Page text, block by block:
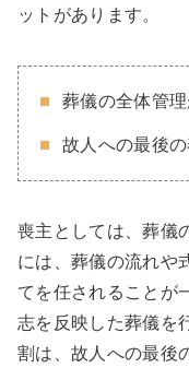
ットがあります。
葬儀の全体管
故人への最後
喪主としては、葬儀
には、葬儀の流れや
てを任されることが
志を反映した葬儀を
割は、故人への最後